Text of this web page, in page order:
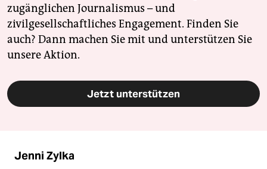
zugänglichen Journalismus – und
zivilgesellschaftliches Engagement. Finden Sie
auch? Dann machen Sie mit und unterstützen Sie
unsere Aktion.
Jetzt unterstützen
Jenni Zylka